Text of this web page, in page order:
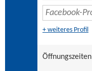
+ weiteres Profil
Öffnungszeiten